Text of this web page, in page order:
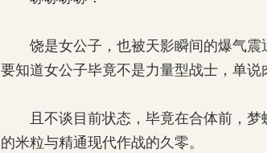
饶是女公子，也被天影瞬间的爆气震
要知道女公子毕竟不是力量型战士，单说
且不谈目前状态，毕竟在合体前，梦
的米粒与精通现代作战的久零。